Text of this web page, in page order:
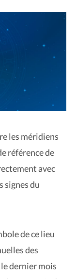
les méridiens
référence de
avec
signes du
de ce lieu
des
dernier mois